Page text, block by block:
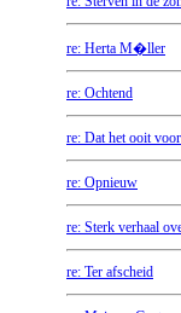
re: Herta M�ller
re: Ochtend
re: Dat het ooit
re: Opnieuw
re: Sterk verhaal
re: Ter afscheid